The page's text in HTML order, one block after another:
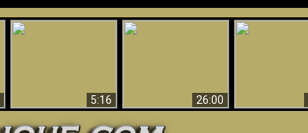
5:16
26:00